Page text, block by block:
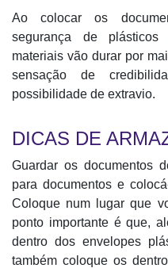
Ao colocar os
segurança de
materiais vão durar por
sensação de
possibilidade de extravio.
DICAS DE
Guardar os documentos
para documentos e
Coloque num lugar que
ponto importante é que,
dentro dos envelopes
também coloque os